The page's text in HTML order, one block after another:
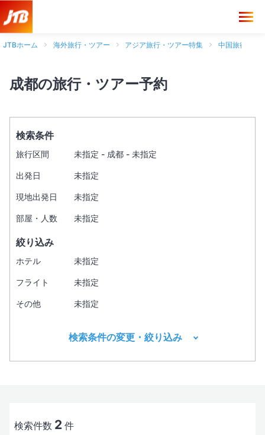
JTBホーム 海外旅行・ツアー アジア旅行・ツアー特集 中国旅行・ツ
成都の旅行・ツアー予約
検索条件
旅行区間 未指定 - 成都 - 未指定
出発日 未指定
現地出発日 未指定
部屋・人数 未指定
絞り込み
ホテル 未指定
フライト 未指定
その他 未指定
検索条件の変更・絞り込み
検索件数 2 件